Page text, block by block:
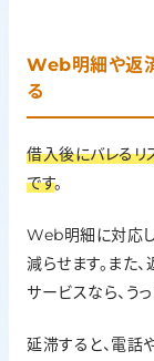
Web明細や返
る
借入後にバレるリ
です。
Web明細に対応
減らせます。また
サービスなら、う
延滞すると、電話